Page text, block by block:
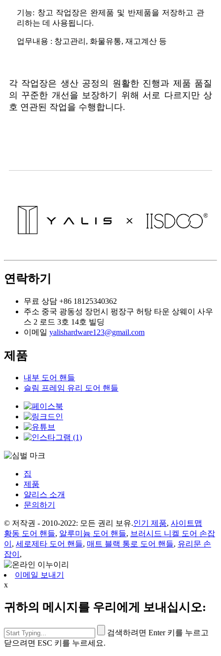
기능: 창고 작업장은 완제품 및 반제품을 저장하고 관
리하는 데 사용됩니다.
업무내용 : 창고관리, 화물유통, 재고계산 등
각 작업장은 생산 공정의 원활한 진행과 제품 품질
의 꾸준한 개선을 보장하기 위해 서로 다르지만 상
호 연관된 작업을 수행합니다.
연락하기
무료 상담 +86 18125340362
주소 중국 광동성 장먼시 펑장구 허탕 타운 상웨이 사우
스 2 로드 3호 14호 빌딩
이메일 yalishardware123@gmail.com
제품
내부 도어 핸들
슬림 프레임 유리 도어 핸들
집
제품
얄리스 소개
문의하기
© 저작권 - 2010-2022: 모든 권리 보유.인기 제품, 사이트맵
황동 도어 핸들, 알루미늄 도어 핸들, 브러시드 니켈 도어 손잡
이 , 세로제타 도어 핸들, 매트 블랙 통로 도어 핸들, 유리문 손
잡이 ,
이메일 보내기
x
귀하의 메시지를 우리에게 보내십시오:
검색하려면 Enter 키를 누르고
닫으려면 ESC 키를 누르세요.